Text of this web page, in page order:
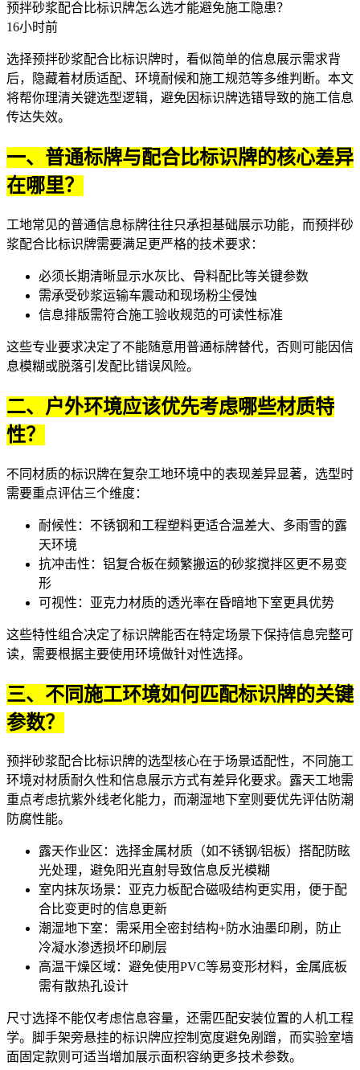
预拌砂浆配合比标识牌怎么选才能避免施工隐患？
16小时前
选择预拌砂浆配合比标识牌时，看似简单的信息展示需求背
后，隐藏着材质适配、环境耐候和施工规范等多维判断。本文
将帮你理清关键选型逻辑，避免因标识牌选错导致的施工信息
传达失效。
一、普通标牌与配合比标识牌的核心差异
在哪里？
工地常见的普通信息标牌往往只承担基础展示功能，而预拌砂
浆配合比标识牌需要满足更严格的技术要求：
必须长期清晰显示水灰比、骨料配比等关键参数
需承受砂浆运输车震动和现场粉尘侵蚀
信息排版需符合施工验收规范的可读性标准
这些专业要求决定了不能随意用普通标牌替代，否则可能因信
息模糊或脱落引发配比错误风险。
二、户外环境应该优先考虑哪些材质特
性？
不同材质的标识牌在复杂工地环境中的表现差异显著，选型时
需要重点评估三个维度：
耐候性：不锈钢和工程塑料更适合温差大、多雨雪的露
天环境
抗冲击性：铝复合板在频繁搬运的砂浆搅拌区更不易变
形
可视性：亚克力材质的透光率在昏暗地下室更具优势
这些特性组合决定了标识牌能否在特定场景下保持信息完整可
读，需要根据主要使用环境做针对性选择。
三、不同施工环境如何匹配标识牌的关键
参数？
预拌砂浆配合比标识牌的选型核心在于场景适配性，不同施工
环境对材质耐久性和信息展示方式有差异化要求。露天工地需
重点考虑抗紫外线老化能力，而潮湿地下室则要优先评估防潮
防腐性能。
露天作业区：选择金属材质（如不锈钢/铝板）搭配防眩
光处理，避免阳光直射导致信息反光模糊
室内抹灰场景：亚克力板配合磁吸结构更实用，便于配
合比变更时的信息更新
潮湿地下室：需采用全密封结构+防水油墨印刷，防止
冷凝水渗透损坏印刷层
高温干燥区域：避免使用PVC等易变形材料，金属底板
需有散热孔设计
尺寸选择不能仅考虑信息容量，还需匹配安装位置的人机工程
学。脚手架旁悬挂的标识牌应控制宽度避免剐蹭，而实验室墙
面固定款则可适当增加展示面积容纳更多技术参数。